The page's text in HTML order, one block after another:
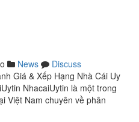
News
Discuss
Giá & Xếp Hạng Nhà Cái Uy
NhacaiUytin là một trong
Việt Nam chuyên về phân